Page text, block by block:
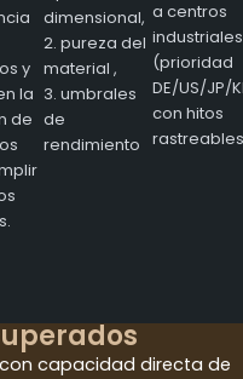
y
la
de
dimensional,
2. pureza del
material ,
3. umbrales
de
rendimiento
a centros
industriales
(prioridad
DE/US/JP/
con hitos
capacidad directa de